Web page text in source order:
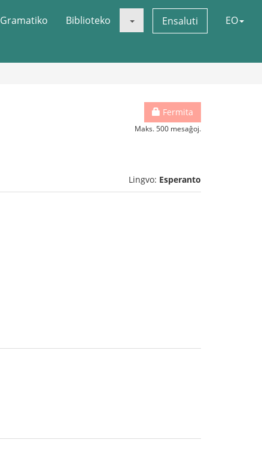
Gramatiko Biblioteko Ensaluti EO
Fermita
Maks. 500 mesaĝoj.
Lingvo: Esperanto